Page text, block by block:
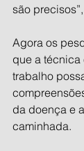
são
Agora os
que a
trabalho
da doença e
caminhada.